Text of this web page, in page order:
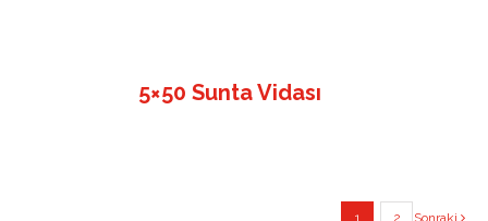
5×50 Sunta Vidası
1 2 Sonraki